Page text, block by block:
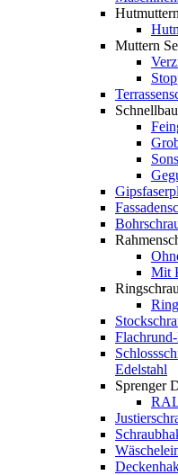
Muttern
Mit
Edelstahl
Sprenger